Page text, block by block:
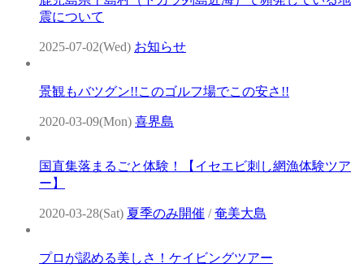
震について
2025-07-02(Wed) お知らせ
景観もバツグン!!このゴルフ場でこの安さ!!
2020-03-09(Mon) 喜界島
国直集落まるごと体験！【イセエビ刺し網漁体験ツア
ー】
2020-03-28(Sat) 夏季のみ開催 /奄美大島
プロが認める美しさ！ケイビングツアー